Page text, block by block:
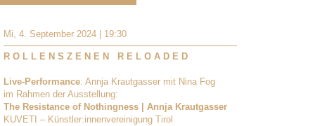
Mi, 4. September 2024 | 19:30
R O L L E N S Z E N E N R E L O A D E D
Live-Performance: Annja Krautgasser mit Nina Fog
im Rahmen der Ausstellung:
The Resistance of Nothingness | Annja Krautgasser
KUVETI – Künstler:innenvereinigung Tirol